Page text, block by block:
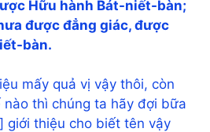
Hữu hành Bát-niết-bàn;
được đẳng giác, được
bàn.
mấy quả vị vậy thôi, còn
nào thì chúng ta hãy đợi bữa
giới thiệu cho biết tên vậy